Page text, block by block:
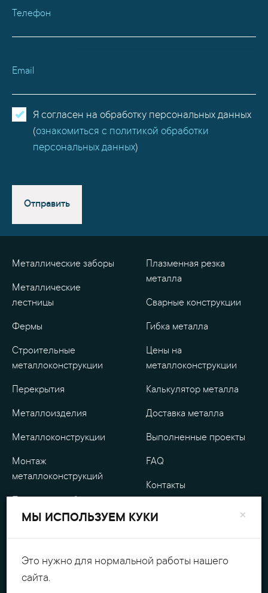
Телефон
Email
Я согласен на обработку персональных данных
(ознакомиться с политикой обработки
персональных данных)
Отправить
Металлические заборы
Металлические
лестницы
Фермы
Строительные
металлоконструкции
Перекрытия
Металлоизделия
Металлоконструкции
Монтаж
металлоконструкций
металлоизделия
Обработка металла
Плазменная резка
металла
Сварные конструкции
Гибка металла
Цены на
металлоконструкции
Калькулятор металла
Доставка металла
Выполненные проекты
FAQ
Контакты
Оплата
×
МЫ ИСПОЛЬЗУЕМ КУКИ
Это нужно для нормальной работы нашего
сайта.